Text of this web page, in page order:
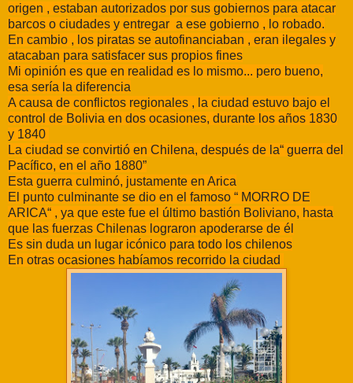
origen , estaban autorizados por sus gobiernos para atacar
barcos o ciudades y entregar a ese gobierno , lo robado.
En cambio , los piratas se autofinanciaban , eran ilegales y
atacaban para satisfacer sus propios fines
Mi opinión es que en realidad es lo mismo... pero bueno,
esa sería la diferencia
A causa de conflictos regionales , la ciudad estuvo bajo el
control de Bolivia en dos ocasiones, durante los años 1830
y 1840
La ciudad se convirtió en Chilena, después de la“ guerra del
Pacífico, en el año 1880”
Esta guerra culminó, justamente en Arica
El punto culminante se dio en el famoso “ MORRO DE
ARICA“ , ya que este fue el último bastión Boliviano, hasta
que las fuerzas Chilenas lograron apoderarse de él
Es sin duda un lugar icónico para todo los chilenos
En otras ocasiones habíamos recorrido la ciudad